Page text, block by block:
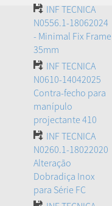
INF TECNICA
N0556.1-18062024
- Minimal Fix Frame
35mm
INF TECNICA
N0610-14042025
Contra-fecho para
manípulo
projectante 410
INF TECNICA
N0260.1-18022020
Alteração
Dobradiça Inox
para Série FC